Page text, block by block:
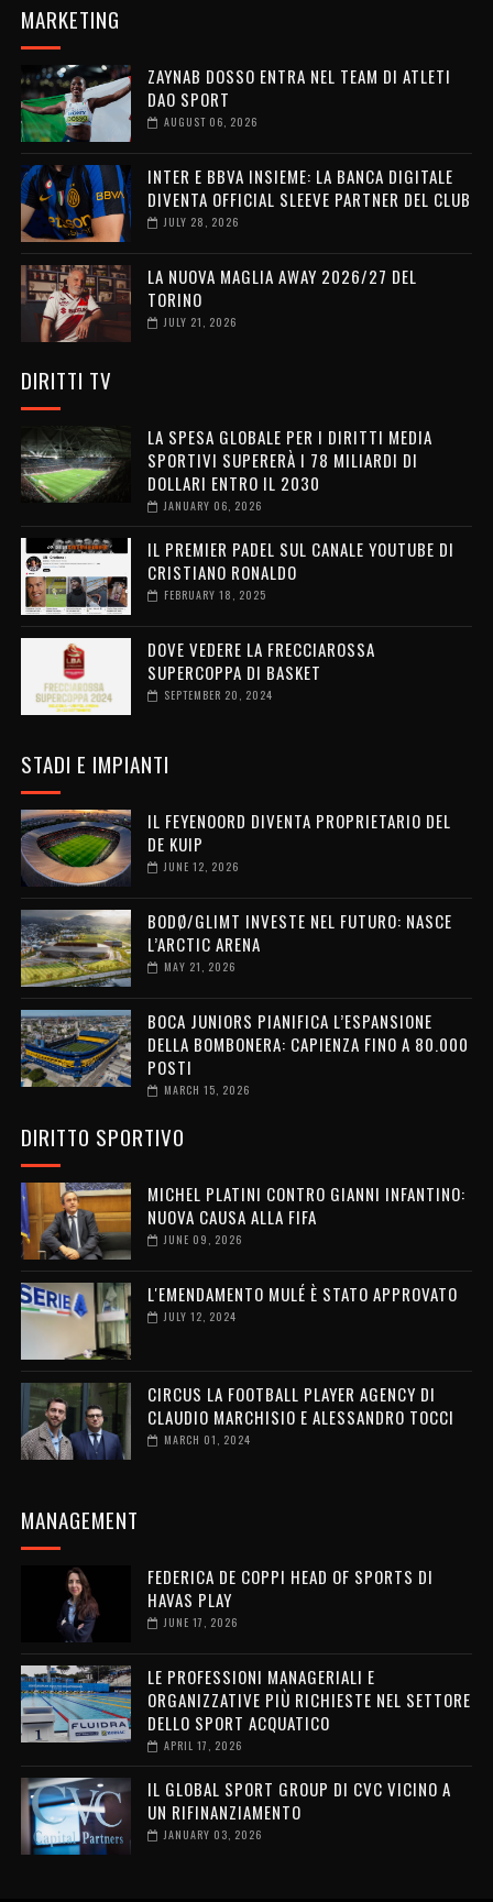
MARKETING
ZAYNAB DOSSO ENTRA NEL TEAM DI ATLETI
DAO SPORT
AUGUST 06, 2026
INTER E BBVA INSIEME: LA BANCA DIGITALE
DIVENTA OFFICIAL SLEEVE PARTNER DEL CLUB
JULY 28, 2026
LA NUOVA MAGLIA AWAY 2026/27 DEL
TORINO
JULY 21, 2026
DIRITTI TV
LA SPESA GLOBALE PER I DIRITTI MEDIA
SPORTIVI SUPERERÀ I 78 MILIARDI DI
DOLLARI ENTRO IL 2030
JANUARY 06, 2026
IL PREMIER PADEL SUL CANALE YOUTUBE DI
CRISTIANO RONALDO
FEBRUARY 18, 2025
DOVE VEDERE LA FRECCIAROSSA
SUPERCOPPA DI BASKET
SEPTEMBER 20, 2024
STADI E IMPIANTI
IL FEYENOORD DIVENTA PROPRIETARIO DEL
DE KUIP
JUNE 12, 2026
BODØ/GLIMT INVESTE NEL FUTURO: NASCE
L’ARCTIC ARENA
MAY 21, 2026
BOCA JUNIORS PIANIFICA L’ESPANSIONE
DELLA BOMBONERA: CAPIENZA FINO A 80.000
POSTI
MARCH 15, 2026
DIRITTO SPORTIVO
MICHEL PLATINI CONTRO GIANNI INFANTINO:
NUOVA CAUSA ALLA FIFA
JUNE 09, 2026
L'EMENDAMENTO MULÉ È STATO APPROVATO
JULY 12, 2024
CIRCUS LA FOOTBALL PLAYER AGENCY DI
CLAUDIO MARCHISIO E ALESSANDRO TOCCI
MARCH 01, 2024
MANAGEMENT
FEDERICA DE COPPI HEAD OF SPORTS DI
HAVAS PLAY
JUNE 17, 2026
LE PROFESSIONI MANAGERIALI E
ORGANIZZATIVE PIÙ RICHIESTE NEL SETTORE
DELLO SPORT ACQUATICO
APRIL 17, 2026
IL GLOBAL SPORT GROUP DI CVC VICINO A
UN RIFINANZIAMENTO
JANUARY 03, 2026